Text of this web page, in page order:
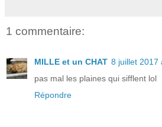
1 commentaire:
MILLE et un CHAT 8 juillet 2017
pas mal les plaines qui sifflent lol
Répondre